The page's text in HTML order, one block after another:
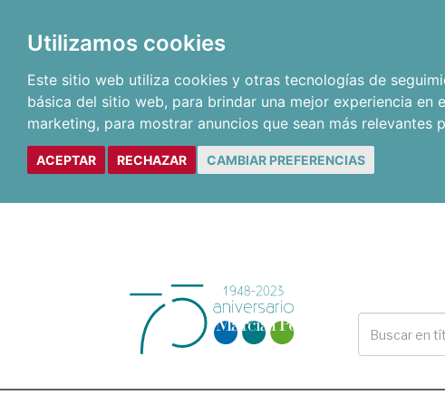
Utilizamos cookies
Este sitio web utiliza cookies y otras tecnologías de
básica del sitio web, para brindar una mejor experiencia en
marketing, para mostrar anuncios que sean más relevantes
ACEPTAR RECHAZAR CAMBIAR PREFERENCIAS